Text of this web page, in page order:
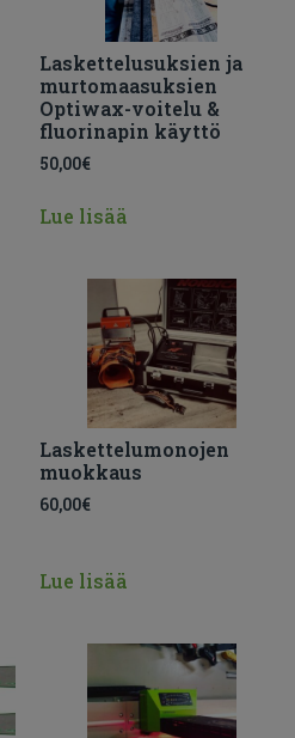
Laskettelusuksien ja
murtomaasuksien
Optiwax-voitelu &
fluorinapin käyttö
50,00€
Lue lisää
Laskettelumonojen
muokkaus
60,00€
Lue lisää